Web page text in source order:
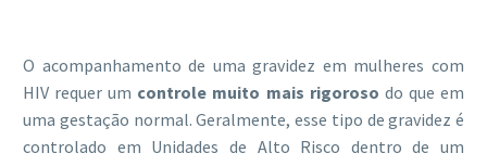
O acompanhamento de uma gravidez em mulheres com
HIV requer um controle muito mais rigoroso do que em
uma gestação normal. Geralmente, esse tipo de gravidez é
controlado em Unidades de Alto Risco dentro de um